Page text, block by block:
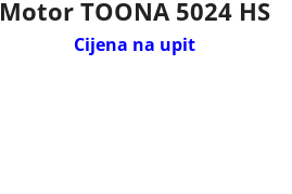
Motor TOONA 5024 HS
Cijena na upit